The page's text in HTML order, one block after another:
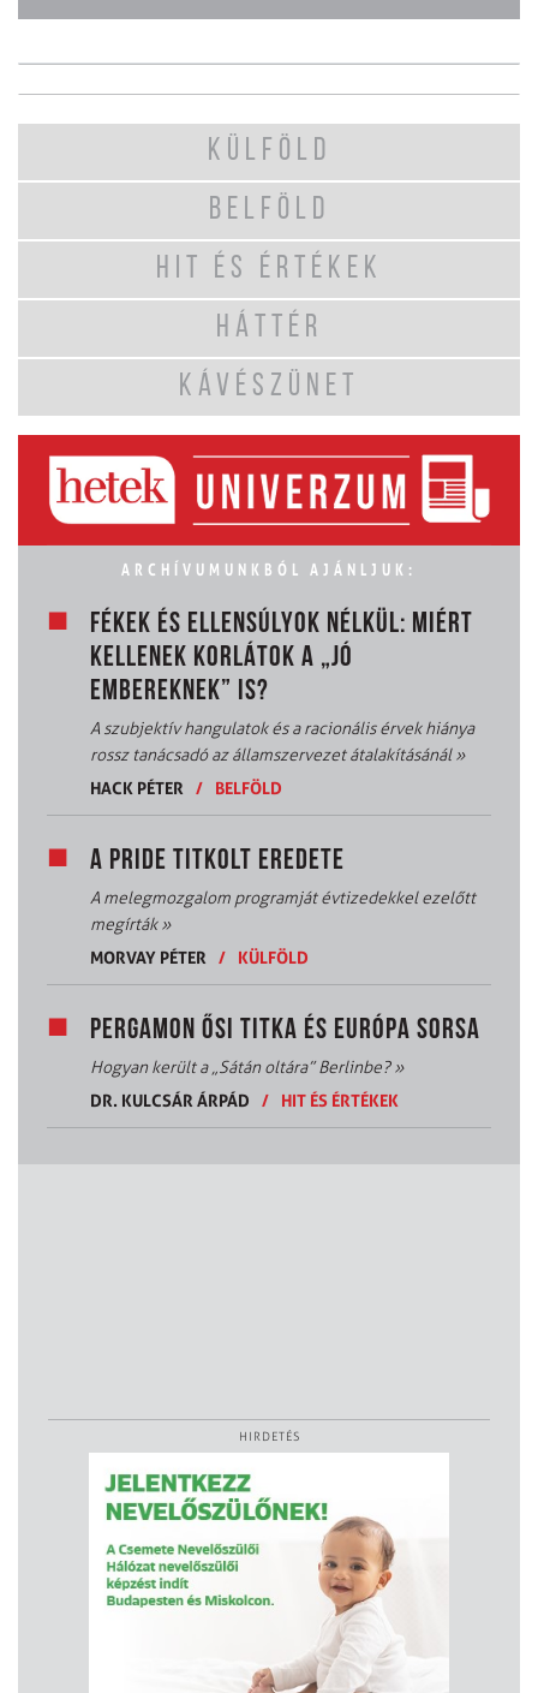
KÜLFÖLD
BELFÖLD
HIT ÉS ÉRTÉKEK
HÁTTÉR
KÁVÉSZÜNET
ARCHÍVUMUNKBÓL AJÁNLJUK:
FÉKEK ÉS ELLENSÚLYOK NÉLKÜL: MIÉRT
KELLENEK KORLÁTOK A „JÓ
EMBEREKNEK” IS?
A szubjektív hangulatok és a racionális érvek hiánya
rossz tanácsadó az államszervezet átalakításánál»
HACK PÉTER
/ BELFÖLD
A PRIDE TITKOLT EREDETE
A melegmozgalom programját évtizedekkel ezelőtt
megírták»
MORVAY PÉTER
/ KÜLFÖLD
PERGAMON ŐSI TITKA ÉS EURÓPA SORSA
Hogyan került a „Sátán oltára” Berlinbe?»
DR. KULCSÁR ÁRPÁD
/ HIT ÉS ÉRTÉKEK
HIRDETÉS